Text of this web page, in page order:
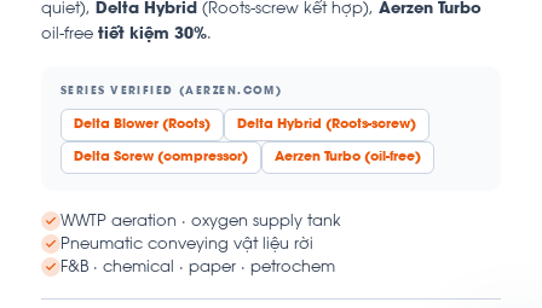
quiet),
Delta Hybrid (Roots-screw kết hợp), Aerzen Turbo
oil-free tiết kiệm 30%.
SERIES VERIFIED (AERZEN.COM)
Delta Blower (Roots) Delta Hybrid (Roots-screw)
Delta Screw (compressor) Aerzen Turbo (oil-free)
WWTP aeration · oxygen supply tank
Pneumatic conveying vật liệu rời
F&B · chemical · paper · petrochem